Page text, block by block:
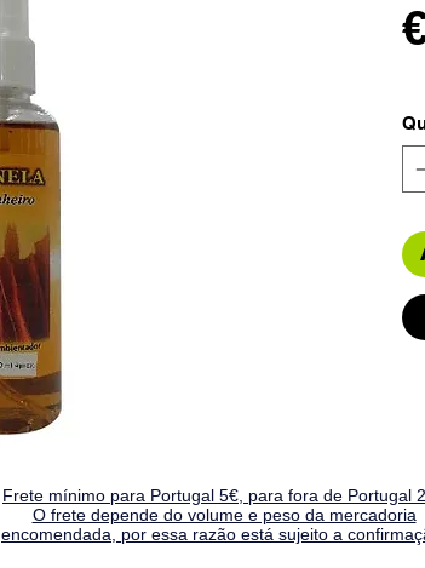
Frete mínimo para Portugal 5€, para fora de Portugal
O frete depende do volume e peso da mercadoria
encomendada, por essa razão está sujeito a